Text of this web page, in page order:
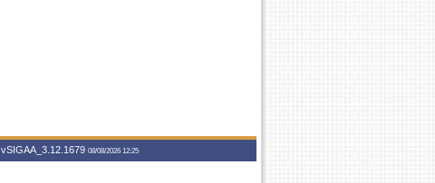
vSIGAA_3.12.1679 08/08/2026 12:25